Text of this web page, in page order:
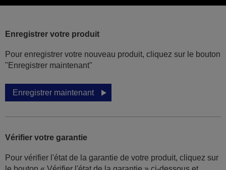
Enregistrer votre produit
Pour enregistrer votre nouveau produit, cliquez sur le bouton
"Enregistrer maintenant"
Enregistrer maintenant
Vérifier votre garantie
Pour vérifier l'état de la garantie de votre produit, cliquez sur